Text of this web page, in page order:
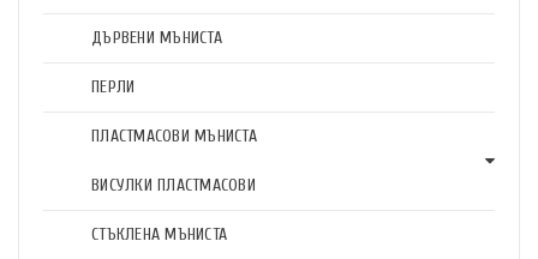
ДЪРВЕНИ МЪНИСТА
ПЕРЛИ
ПЛАСТМАСОВИ МЪНИСТА
ВИСУЛКИ ПЛАСТМАСОВИ
СТЪКЛЕНА МЪНИСТА